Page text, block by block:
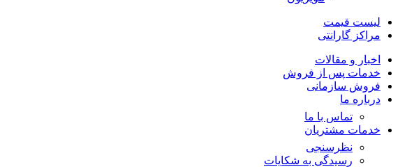
لیست قیمت
مراکز گارانتی
اخبار و مقالات
خدمات پس از فروش
فروش سازمانی
درباره ما
تماس با ما
خدمات مشتریان
نظرسنجی
رسیدگی به شکایات